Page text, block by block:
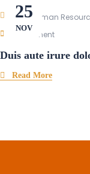
25
NOV
Blog,Human
0 Comment
Duis aute irure
Read More